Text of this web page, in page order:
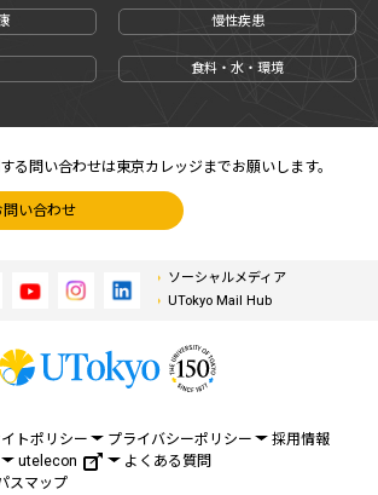
慢性疾患
食料・水・環境
る問い合わせは東京カレッジまでお願いします。
問い合わせ
ソーシャルメディア
UTokyo Mail Hub
トポリシー プライバシーポリシー
採用情報
utelecon
よくある質問
スマップ